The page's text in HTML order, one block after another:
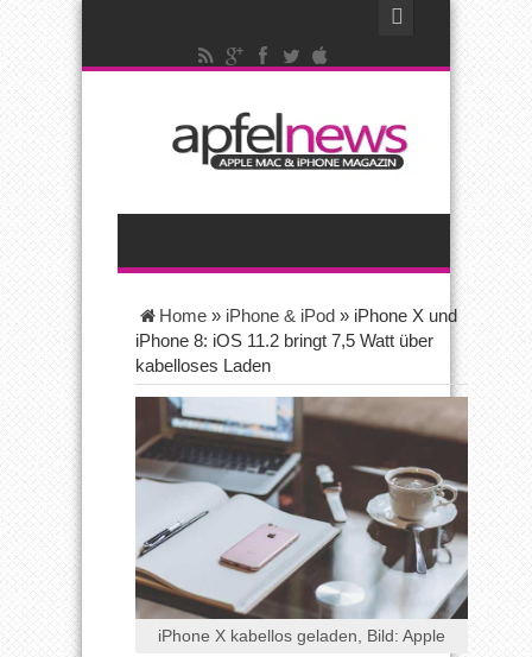
Home » iPhone & iPod » iPhone X und
iPhone 8: iOS 11.2 bringt 7,5 Watt über
kabelloses Laden
iPhone X kabellos geladen, Bild: Apple